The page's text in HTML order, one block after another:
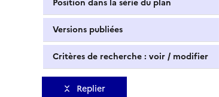
Position dans la série du plan
Versions publiées
Critères de recherche : voir / modifier
Replier